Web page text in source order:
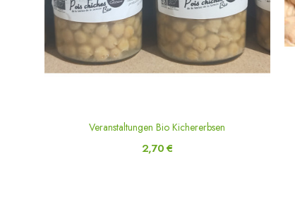
Veranstaltungen Bio Kichererbsen
2,70 €